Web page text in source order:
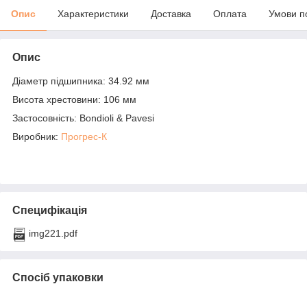
Опис Характеристики Доставка Оплата Умови
Опис
Діаметр підшипника: 34.92 мм
Висота хрестовини: 106 мм
Застосовність: Bondioli & Pavesi
Виробник: Прогрес-К
Специфікація
img221.pdf
Спосіб упаковки